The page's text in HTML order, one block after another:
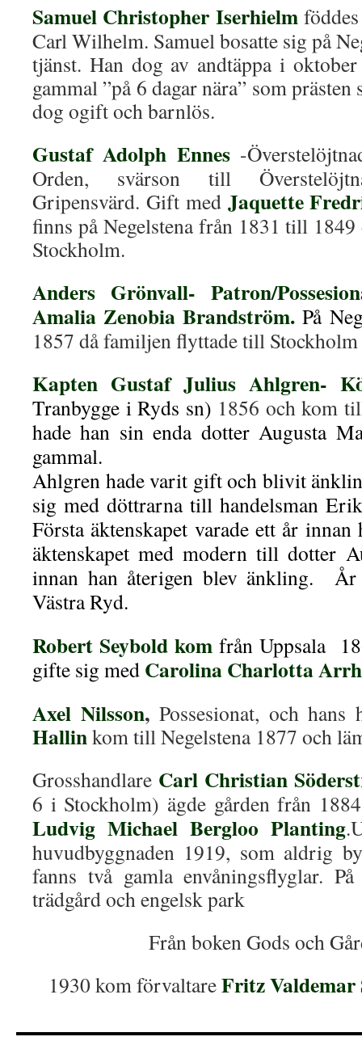
Samuel Christopher Iserhielm
Carl Wilhelm. Samuel bosatte sig på
tjänst. Han dog av andtäppa i
gammal ”på 6 dagar nära” som
dog ogift och barnlös.
Gustaf Adolph Ennes -
Orden, svärson till
Gripensvärd. Gift med Jaquette
finns på Negelstena från 1831 till
Stockholm.
Anders Grönvall- Patron/
Amalia Zenobia Brandström.På
1857 då familjen flyttade till Stockholm
Kapten Gustaf Julius Ahlgren-
Tranbygge i Ryds sn) 1856 och kom
hade han sin enda dotter Augusta
gammal.
Ahlgren hade varit gift och blivit
sig med döttrarna till handelsman
Första äktenskapet varade ett år
äktenskapet med modern till dotter
innan han återigen blev änkling.
Västra Ryd.
Robert Seybold kom från Uppsala
gifte sig med Carolina Charlotta
Axel Nilsson,Possesionat, och
Hallinkom till Negelstena 1877 och
Grosshandlare Carl Christian
6 i Stockholm) ägde gården från
Ludvig Michael Bergloo Planting
huvudbyggnaden 1919, som aldrig
fanns två gamla envåningsflyglar.
trädgård och engelsk park
Från boken Gods och
1930 kom förvaltareFritz Valdemar